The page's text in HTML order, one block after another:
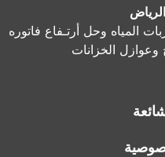
وحل أرتـفاع فاتوره
وعوازل الخزانات